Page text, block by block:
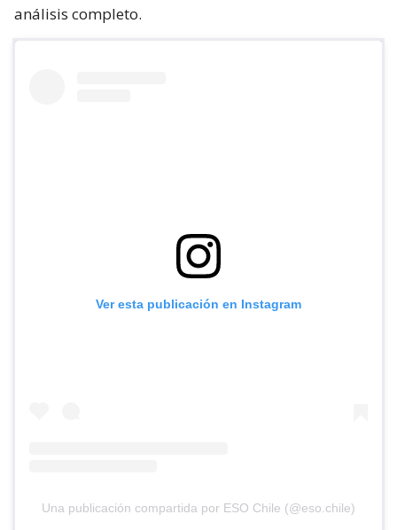
análisis completo.
Ver esta publicación en Instagram
Una publicación compartida por ESO Chile (@eso.chile)